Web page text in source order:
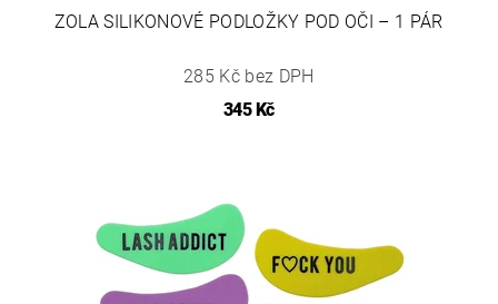
ZOLA SILIKONOVÉ PODLOŽKY POD OČI – 1 PÁR
285 Kč bez DPH
345 Kč